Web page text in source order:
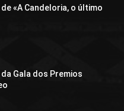
«A Candeloria, o último
Gala dos Premios